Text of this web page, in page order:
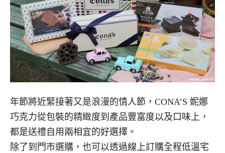
年節將近緊接著又是浪漫的情人節，CONA’S 妮娜
巧克力從包裝的精緻度到產品豐富度以及口味上，
都是送禮自用兩相宜的好選擇。
除了到門市選購，也可以透過線上訂購全程低溫宅